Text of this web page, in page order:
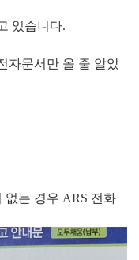
있습니다.
자문서만 올 줄 알았
는 경우 ARS 전화